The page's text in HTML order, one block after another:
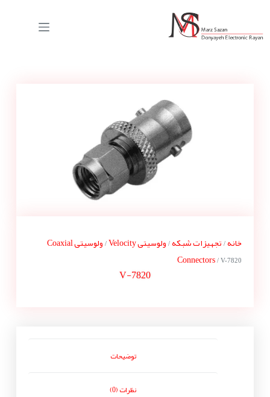
خانه/ تجهیزات شبکه/ ولوسیتی Velocity /
ولوسیتی Coaxial
Connectors / V-7820
V-7820
توضیحات
نظرات (0)